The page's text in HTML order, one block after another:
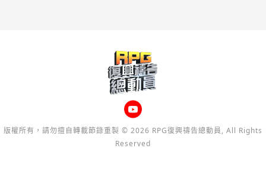
版權所有，請勿擅自轉載節錄重製 © 2026 RPG復興禱告總動員, All Rights
Reserved